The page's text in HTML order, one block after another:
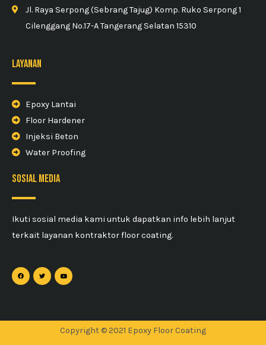
Jl. Raya Serpong (Sebrang Tajug) Komp. Ruko Serpong 1
Cilenggang No.17-A Tangerang Selatan 15310
Layanan
Epoxy Lantai
Floor Hardener
Injeksi Beton
Water Proofing
sosial media
Ikuti sosial media kami untuk dapatkan info lebih lanjut
terkait layanan kontraktor floor coating.
Copyright © 2021 Epoxy Floor Coating